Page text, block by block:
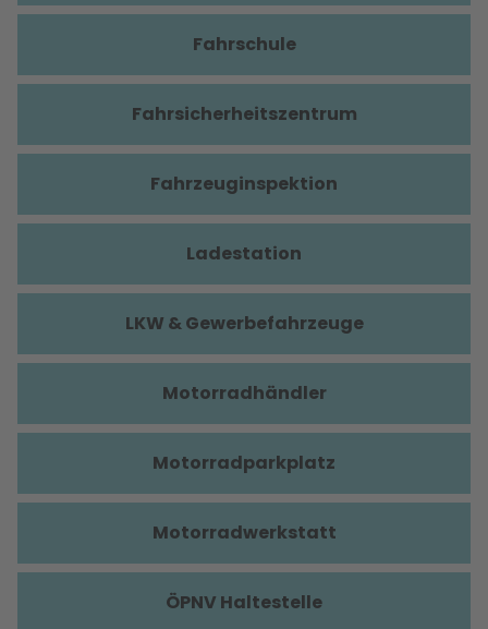
Fahrschule
Fahrsicherheitszentrum
Fahrzeuginspektion
Ladestation
LKW & Gewerbefahrzeuge
Motorradhändler
Motorradparkplatz
Motorradwerkstatt
ÖPNV Haltestelle